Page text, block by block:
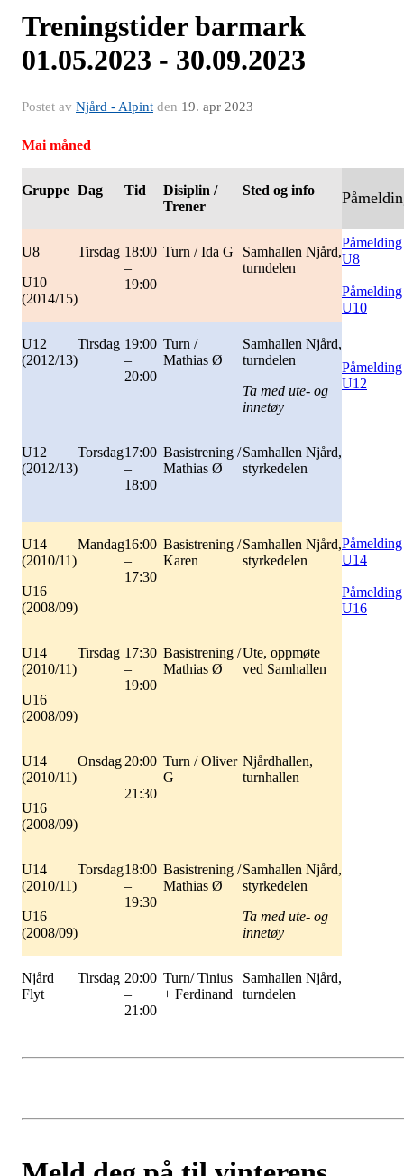
Treningstider barmark
01.05.2023 - 30.09.2023
Postet av Njård - Alpint den 19. apr 2023
Mai måned
Gruppe Dag Tid
Disiplin /
Trener
Sted og info
U8
U10
(2014/15)
Tirsdag 18:00
–
19:00
Turn / Ida G
Samhallen Njård,
turndelen
Påmelding
U8
Påmelding
U10
U12
(2012/13)
Tirsdag 19:00
–
20:00
Turn /
Mathias Ø
Samhallen Njård,
turndelen
Ta med ute- og
innetøy
Påmelding
U12
U12
(2012/13)
Torsdag17:00
–
18:00
Basistrening /
Mathias Ø
Samhallen Njård,
styrkedelen
U14
(2010/11)
U16
(2008/09)
Mandag16:00
–
17:30
Basistrening /
Karen
Samhallen Njård,
styrkedelen
Påmelding
U14
Påmelding
U16
U14
(2010/11)
U16
(2008/09)
Tirsdag 17:30
–
19:00
Basistrening /
Mathias Ø
Ute, oppmøte
ved Samhallen
U14
(2010/11)
U16
(2008/09)
Onsdag 20:00
–
21:30
Turn / Oliver
G
Njårdhallen,
turnhallen
U14
(2010/11)
U16
(2008/09)
Torsdag18:00
–
19:30
Basistrening /
Mathias Ø
Samhallen Njård,
styrkedelen
Ta med ute- og
innetøy
Njård
Flyt
Tirsdag 20:00
–
21:00
Turn/ Tinius
+ Ferdinand
Samhallen Njård,
turndelen